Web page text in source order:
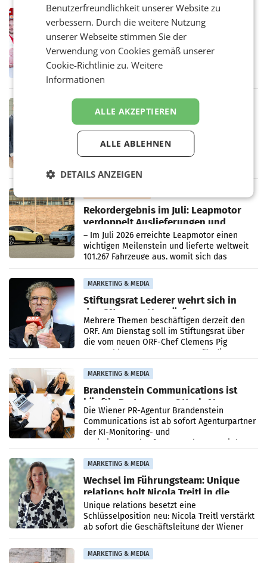
Müller-Filialen
RETAIL
Penny modernisiert zwei Filialen in
Ober- und Niederösterreich
WIENER NEUDORF. – Im Rahmen einer
laufenden Modernisierungsoffensive
erneuert Penny zwei Filialen in Nieder- und
Oberösterreich. Die beiden Standorte liegen
Alles bereit für den Wechsel: Jürgen
Albrecht setzt ab 1.1.2027 auf Adeg
WIENER NEUDORF. – Die geplante
Zusammenarbeit zwischen Adeg und dem
Vorarlberger Kaufmann Jürgen Albrecht ist
kartellrechtlich freigegeben: Die
Rekordergebnis im Juli: Leapmotor
verdoppelt Auslieferungen und
überschreitet die 100.000er-Marke
– Im Juli 2026 erreichte Leapmotor einen
wichtigen Meilenstein und lieferte weltweit
101.267 Fahrzeuge aus, womit sich das
Ergebnis gegenüber Juli 2025 mehr als
verdoppelte (+102
MARKETING & MEDIA
Stiftungsrat Lederer wehrt sich in
den SN gegen Vorwürfe
Mehrere Themen beschäftigen derzeit den
ORF. Am Dienstag soll im Stiftungsrat über
die vom neuen ORF-Chef Clemens Pig
vorgeschlagenen Besetzungen für die
MARKETING & MEDIA
Brandenstein Communications ist
künftig Partner von OtterlyAI
Die Wiener PR-Agentur Brandenstein
Communications ist ab sofort Agenturpartner
der KI-Monitoring- und
Optimierungsplattform OtterlyAI. Damit baut
MARKETING & MEDIA
Wechsel im Führungsteam: Unique
relations holt Nicola Treitl in die
Geschäftsleitung
Unique relations besetzt eine
Schlüsselposition neu: Nicola Treitl verstärkt
ab sofort die Geschäftsleitung der Wiener
PR-Agentur an der Seite von Josef Kalina und
Anna Kalina-Mahr.
MARKETING & MEDIA
Benutzerfreundlichkeit unserer Website zu
verbessern. Durch die weitere Nutzung
unserer Webseite stimmen Sie der
Verwendung von Cookies gemäß unserer
Cookie-Richtlinie zu.Weitere
Informationen
ALLE AKZEPTIEREN
ALLE ABLEHNEN
DETAILS ANZEIGEN